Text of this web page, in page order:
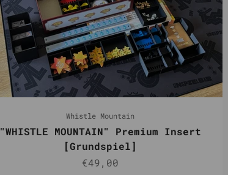
Whistle Mountain
"WHISTLE MOUNTAIN" Premium Insert
[Grundspiel]
Angebot
€49,00